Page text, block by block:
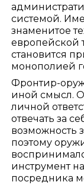
системой.
знаменитое
европейской
становится
монополией
Фронтир-
иной смысл.
личной
отвечать за
возможность
поэтому
инструмент
посредника